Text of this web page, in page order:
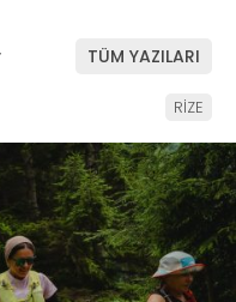
TÜM YAZILARI
RİZE